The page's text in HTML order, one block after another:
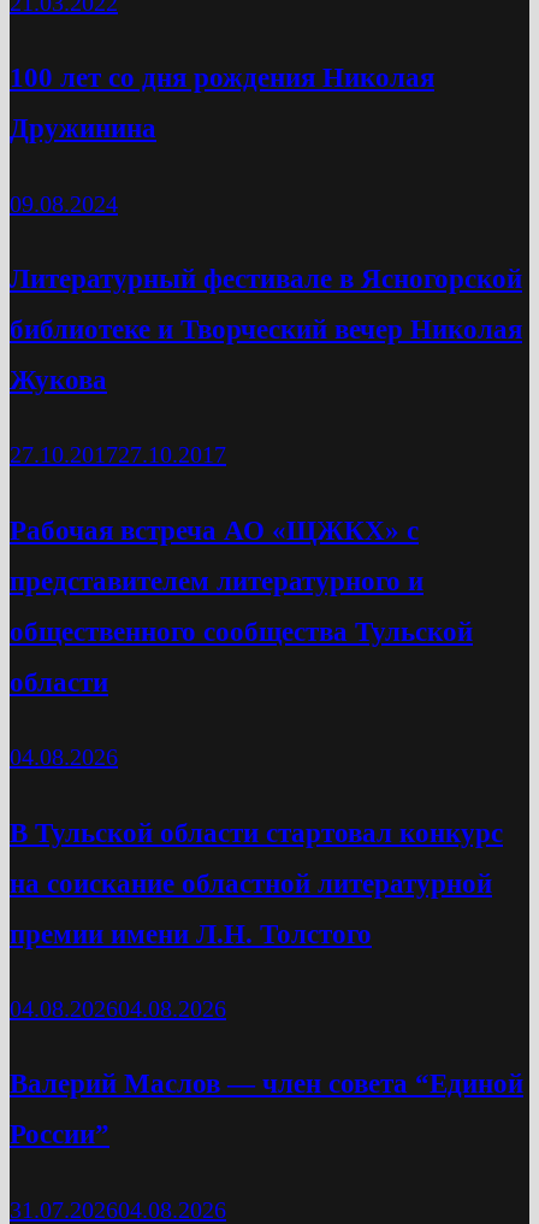
100 лет со дня рождения Николая
Дружинина
09.08.2024
Литературный фестивале в Ясногорской
библиотеке и Творческий вечер Николая
Жукова
27.10.201727.10.2017
Рабочая встреча АО «ЩЖКХ» с
представителем литературного и
общественного сообщества Тульской
области
04.08.2026
В Тульской области стартовал конкурс
на соискание областной литературной
премии имени Л.Н. Толстого
04.08.202604.08.2026
Валерий Маслов — член совета “Единой
России”
31.07.202604.08.2026